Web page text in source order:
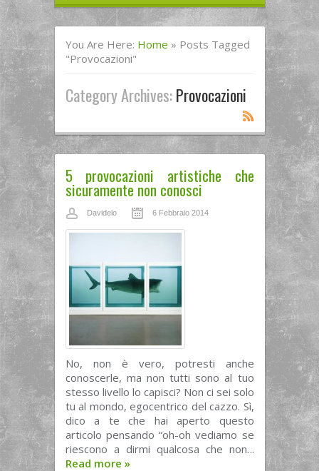
You Are Here: Home » Posts Tagged
"Provocazioni"
Category Archives:Provocazioni
5 provocazioni artistiche che
sicuramente non conosci
Davidelo 6 Febbraio 2014
No, non è vero, potresti anche
conoscerle, ma non tutti sono al tuo
stesso livello lo capisci? Non ci sei solo
tu al mondo, egocentrico del cazzo. Sì,
dico a te che hai aperto questo
articolo pensando “oh-oh vediamo se
riescono a dirmi qualcosa che non...
Read more »